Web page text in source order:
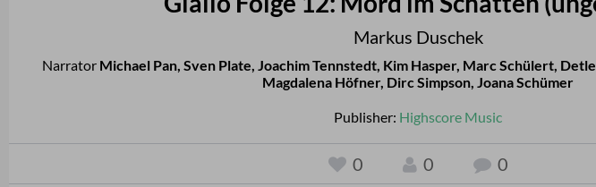
Markus Duschek
Narrator Michael Pan, Sven Plate, Joachim Tennstedt, Kim Hasper, Marc Schülert,
Magdalena Höfner, Dirc Simpson, Joana Schümer
Publisher: Highscore Music
0 0 0